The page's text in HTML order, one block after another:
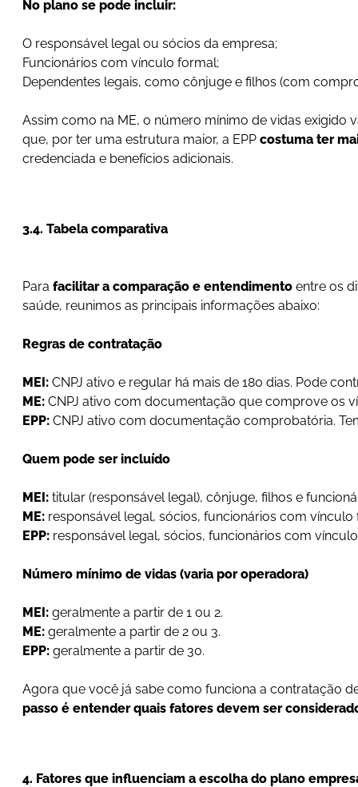
No plano se pode incluir:
O responsável legal ou sócios da empresa;
Funcionários com vínculo formal;
Dependentes legais, como cônjuge e filhos (com
Assim como na ME, o número mínimo de vidas exigido
que, por ter uma estrutura maior, a EPP costuma ter
credenciada e benefícios adicionais.
3.4. Tabela comparativa
Para facilitar a comparação e entendimento entre os
saúde, reunimos as principais informações abaixo:
Regras de contratação
MEI: CNPJ ativo e regular há mais de 180 dias. Pode
ME: CNPJ ativo com documentação que comprove os
EPP: CNPJ ativo com documentação comprobatória.
Quem pode ser incluído
MEI: titular (responsável legal), cônjuge, filhos e
ME: responsável legal, sócios, funcionários com
EPP: responsável legal, sócios, funcionários com
Número mínimo de vidas (varia por operadora)
MEI: geralmente a partir de 1 ou 2.
ME: geralmente a partir de 2 ou 3.
EPP: geralmente a partir de 30.
Agora que você já sabe como funciona a contratação
passo é entender quais fatores devem ser
4. Fatores que influenciam a escolha do plano